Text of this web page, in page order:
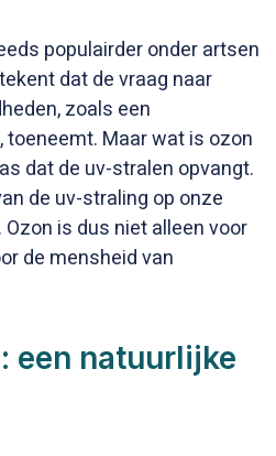
populairder onder artsen
dat de vraag naar
zoals een
Maar wat is ozon
dat de uv-stralen opvangt.
de uv-straling op onze
is dus niet alleen voor
de mensheid van
een natuurlijke